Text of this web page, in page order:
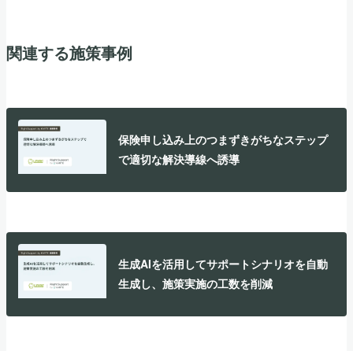
関連する施策事例
保険申し込み上のつまずきがちなステップ
で適切な解決導線へ誘導
生成AIを活用してサポートシナリオを自動
生成し、施策実施の工数を削減